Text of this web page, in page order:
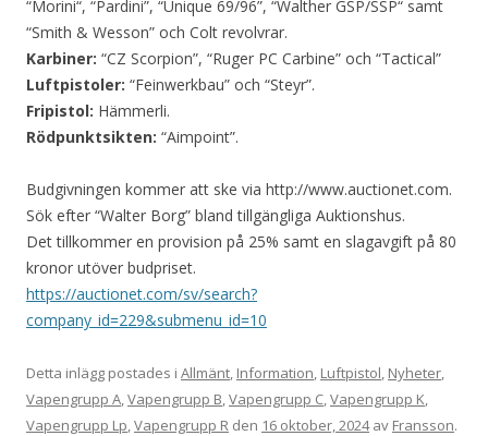
“Morini“, “Pardini”, “Unique 69/96”, “Walther GSP/SSP“ samt
“Smith & Wesson” och Colt revolvrar.
Karbiner: “CZ Scorpion”, “Ruger PC Carbine” och “Tactical”
Luftpistoler: “Feinwerkbau” och “Steyr”.
Fripistol: Hämmerli.
Rödpunktsikten: “Aimpoint”.
Budgivningen kommer att ske via http://www.auctionet.com.
Sök efter “Walter Borg” bland tillgängliga Auktionshus.
Det tillkommer en provision på 25% samt en slagavgift på 80
kronor utöver budpriset.
https://auctionet.com/sv/search?
company_id=229&submenu_id=10
Detta inlägg postades i Allmänt, Information, Luftpistol, Nyheter,
Vapengrupp A,Vapengrupp B,Vapengrupp C,Vapengrupp K,
Vapengrupp Lp,Vapengrupp R den 16 oktober, 2024av Fransson.